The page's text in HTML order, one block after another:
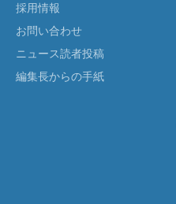
採用情報
お問い合わせ
ニュース読者投稿
編集長からの手紙